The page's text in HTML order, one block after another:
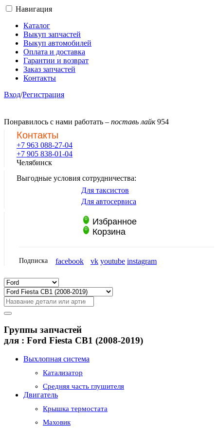
Навигация
Каталог
Выкуп запчастей
Выкуп автомобилей
Оплата и доставка
Гарантии и возврат
Заказ запчастей
Контакты
Вход/Регистрация
Понравилось с нами работать – поставь лайк 954
Контакты
+7 963 088-27-04
+7 905 838-01-04
Челябинск
Выгодные условия сотрудничества:
Для таксистов
Для автосервиса
0 Избранное
0 Корзина
Подписка facebook vk youtube instagram
Группы запчастей
для : Ford Fiesta CB1 (2008-2019)
Выхлопная система
Катализатор
Средняя часть глушителя
Двигатель
Крышка термостата
Маховик